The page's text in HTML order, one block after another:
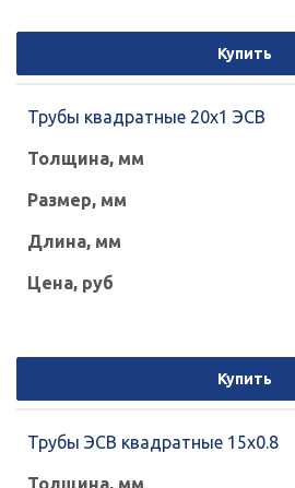
Купить
Трубы квадратные 20х1 ЭСВ
Купить
Трубы ЭСВ квадратные 15х0.8